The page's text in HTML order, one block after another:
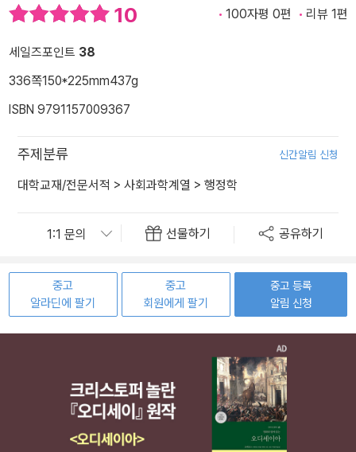
10 100자평 0편 리뷰 1편
세일즈포인트 38
336쪽150*225mm437g
ISBN 9791157009367
주제분류 신간알림 신청
대학교재/전문서적 > 사회과학계열 > 행정학
선물하기 공유하기
중고
알라딘에 팔기
중고
회원에게 팔기
중고 등록
알림 신청